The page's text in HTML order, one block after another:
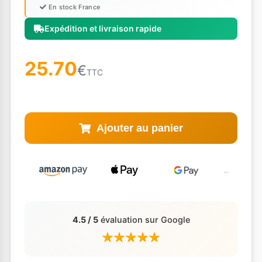
Expédition et livraison rapide
En stock France
25.70€TTC
Ajouter au panier
4.5 / 5évaluation sur Google